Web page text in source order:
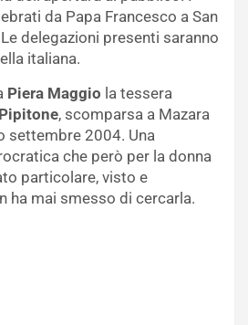
da Papa Francesco a San
delegazioni presenti saranno
italiana.
Piera Maggio la tessera
, scomparsa a Mazara
settembre 2004. Una
che però per la donna
particolare, visto e
ha mai smesso di cercarla.